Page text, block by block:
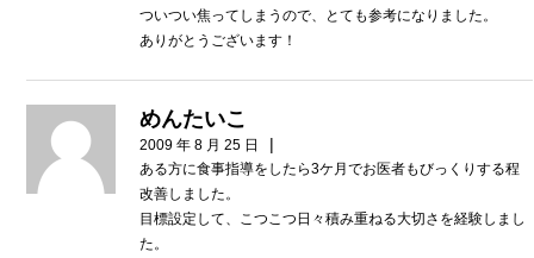
ついつい焦ってしまうので、とても参考になりました。
ありがとうございます！
めんたいこ
2009 年 8 月 25 日 |
ある方に食事指導をしたら3ケ月でお医者もびっくりする程
改善しました。
目標設定して、こつこつ日々積み重ねる大切さを経験しまし
た。